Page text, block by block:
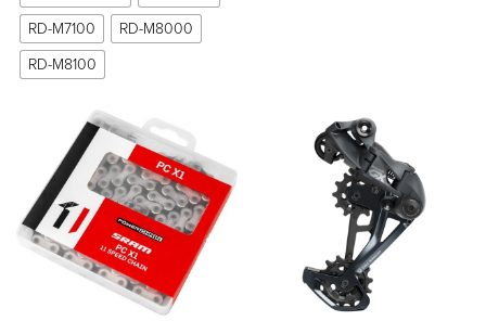
RD-M7100
RD-M8000
RD-M8100